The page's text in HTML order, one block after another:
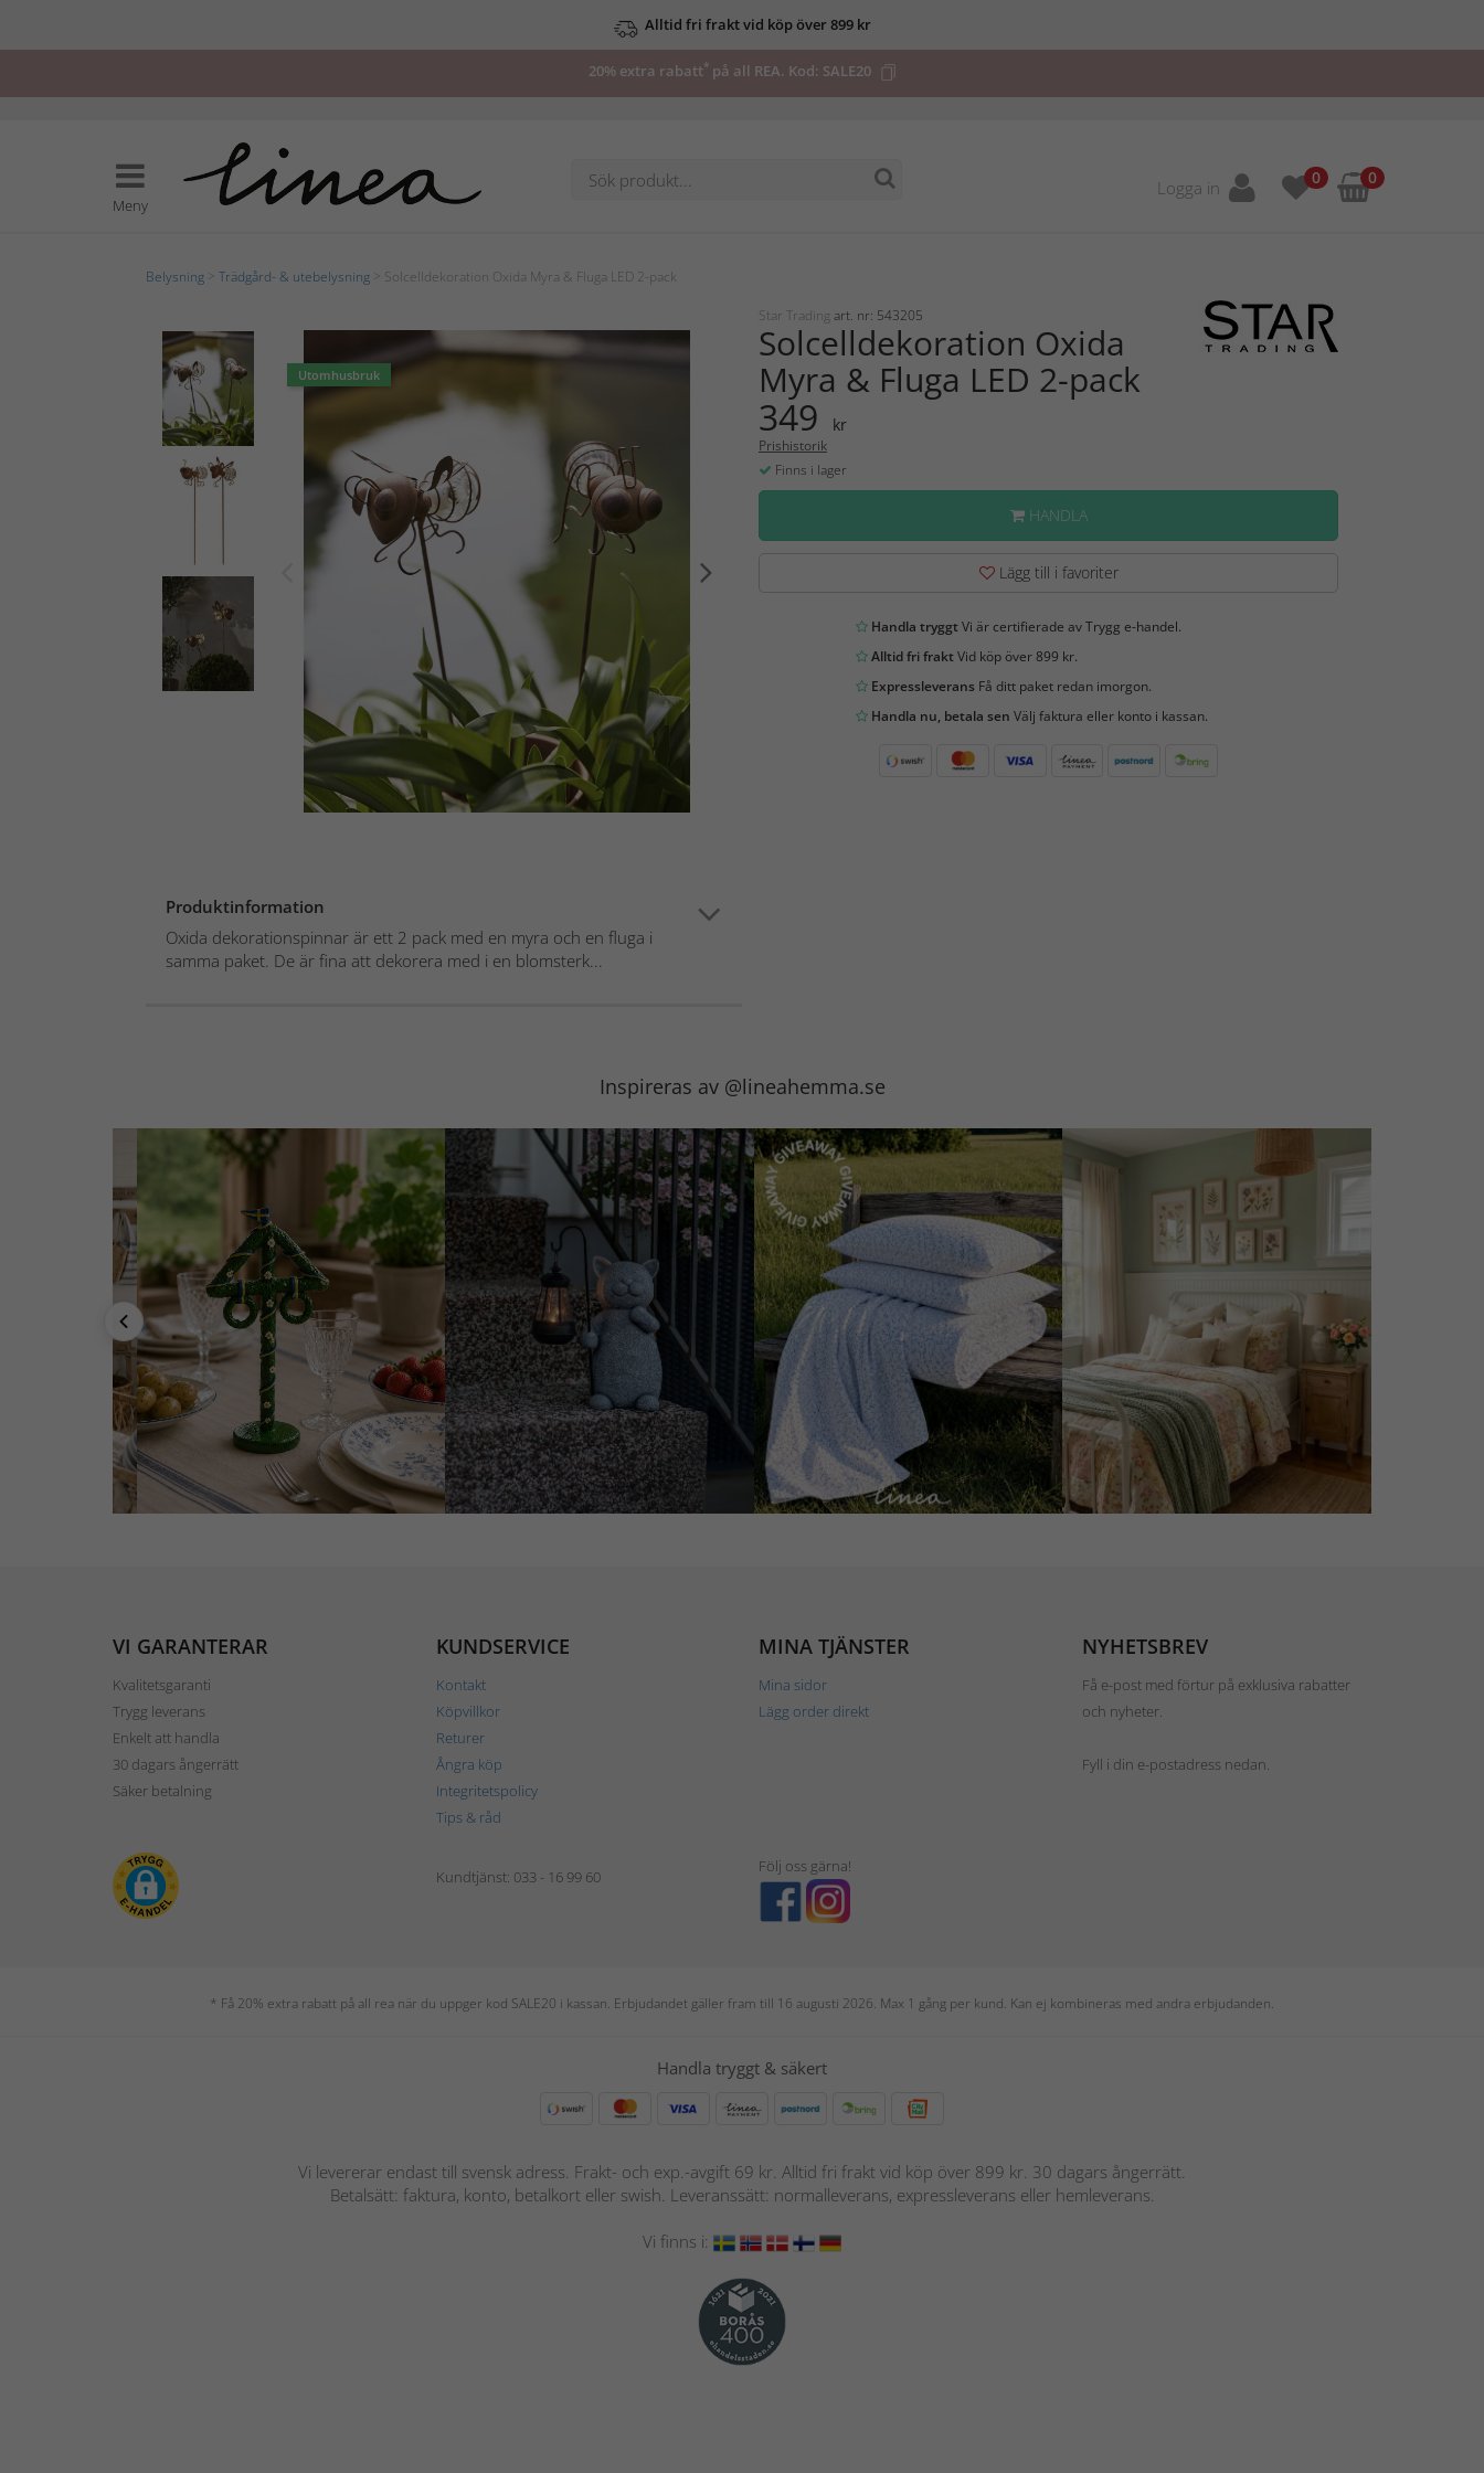
Alltid fri frakt vid köp över 899 kr
20% extra rabatt*på all REA. Kod: SALE20
Meny
Logga in 0 0
Belysning Trädgård- & utebelysning > Solcelldekoration Oxida Myra & Fluga LED 2-pack
Utomhusbruk
Produktinformation
Oxida dekorationspinnar är ett 2 pack med en myra och en fluga i
samma paket. De är fina att dekorera med i en blomsterk...
Star Trading art. nr: 543205
Solcelldekoration Oxida
Myra & Fluga LED 2-pack
349 kr
Prishistorik
Finns i lager
HANDLA
Lägg till i favoriter
Handla tryggtVi är certifierade av Trygg e-handel.
Alltid fri fraktVid köp över 899 kr.
ExpressleveransFå ditt paket redan imorgon.
Handla nu, betala sen Välj faktura eller konto i kassan.
Inspireras av @lineahemma.se
VI GARANTERAR
Kvalitetsgaranti
Trygg leverans
Enkelt att handla
30 dagars ångerrätt
Säker betalning
KUNDSERVICE
Kontakt
Köpvillkor
Returer
Ångra köp
Integritetspolicy
Tips & råd
MINA TJÄNSTER
Mina sidor
Lägg order direkt
NYHETSBREV
Få e-post med förtur på exklusiva rabatter
och nyheter.
Fyll i din e-postadress nedan.
Kundtjänst: 033 - 16 99 60
Följ oss gärna!
* Få 20% extra rabatt på all rea när du uppger kod SALE20 i kassan. Erbjudandet gäller fram till 16 augusti 2026. Max 1 gång per kund. Kan ej kombineras med andra erbjudanden.
Handla tryggt & säkert
Vi levererar endast till svensk adress. Frakt- och exp.-avgift 69 kr. Alltid fri frakt vid köp över 899 kr. 30 dagars ångerrätt.
Betalsätt: faktura, konto, betalkort eller swish. Leveranssätt: normalleverans, expressleverans eller hemleverans.
Vi finns i: